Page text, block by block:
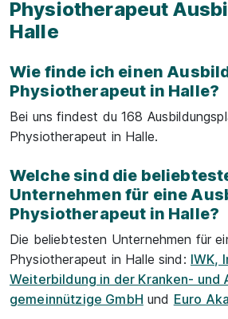
Physiotherapeut
Halle
Wie finde ich einen
Physiotherapeut in Halle?
Bei uns findest du 168
Physiotherapeut in Halle.
Welche sind die
Unternehmen für eine
Physiotherapeut in Halle?
Die beliebtesten Unternehmen für
Physiotherapeut in Halle sind: IWK,
Weiterbildung in der Kranken- und
gemeinnützige GmbH und Euro